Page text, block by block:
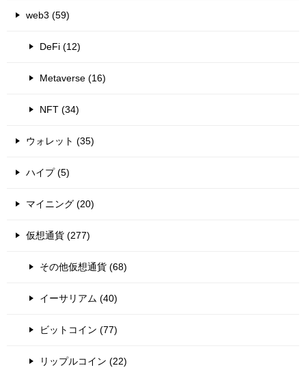
web3 (59)
DeFi (12)
Metaverse (16)
NFT (34)
ウォレット (35)
ハイプ (5)
マイニング (20)
仮想通貨 (277)
その他仮想通貨 (68)
イーサリアム (40)
ビットコイン (77)
リップルコイン (22)